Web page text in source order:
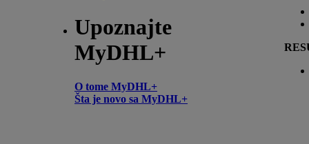
Upoznajte
MyDHL+
O tome MyDHL+
Šta je novo sa MyDHL+